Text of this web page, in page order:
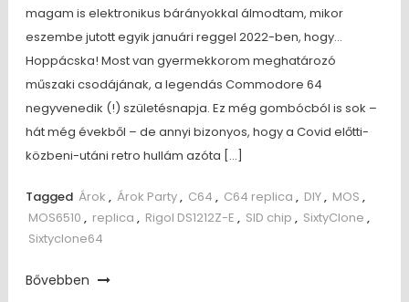
magam is elektronikus bárányokkal álmodtam, mikor
eszembe jutott egyik januári reggel 2022-ben, hogy…
Hoppácska! Most van gyermekkorom meghatározó
műszaki csodájának, a legendás Commodore 64
negyvenedik (!) születésnapja. Ez még gombócból is sok –
hát még évekből – de annyi bizonyos, hogy a Covid előtti-
közbeni-utáni retro hullám azóta […]
Tagged Árok , Árok Party, C64 , C64 replica , DIY, MOS ,
MOS6510 , replica , Rigol DS1212Z-E , SID chip , SixtyClone ,
Sixtyclone64
Bővebben